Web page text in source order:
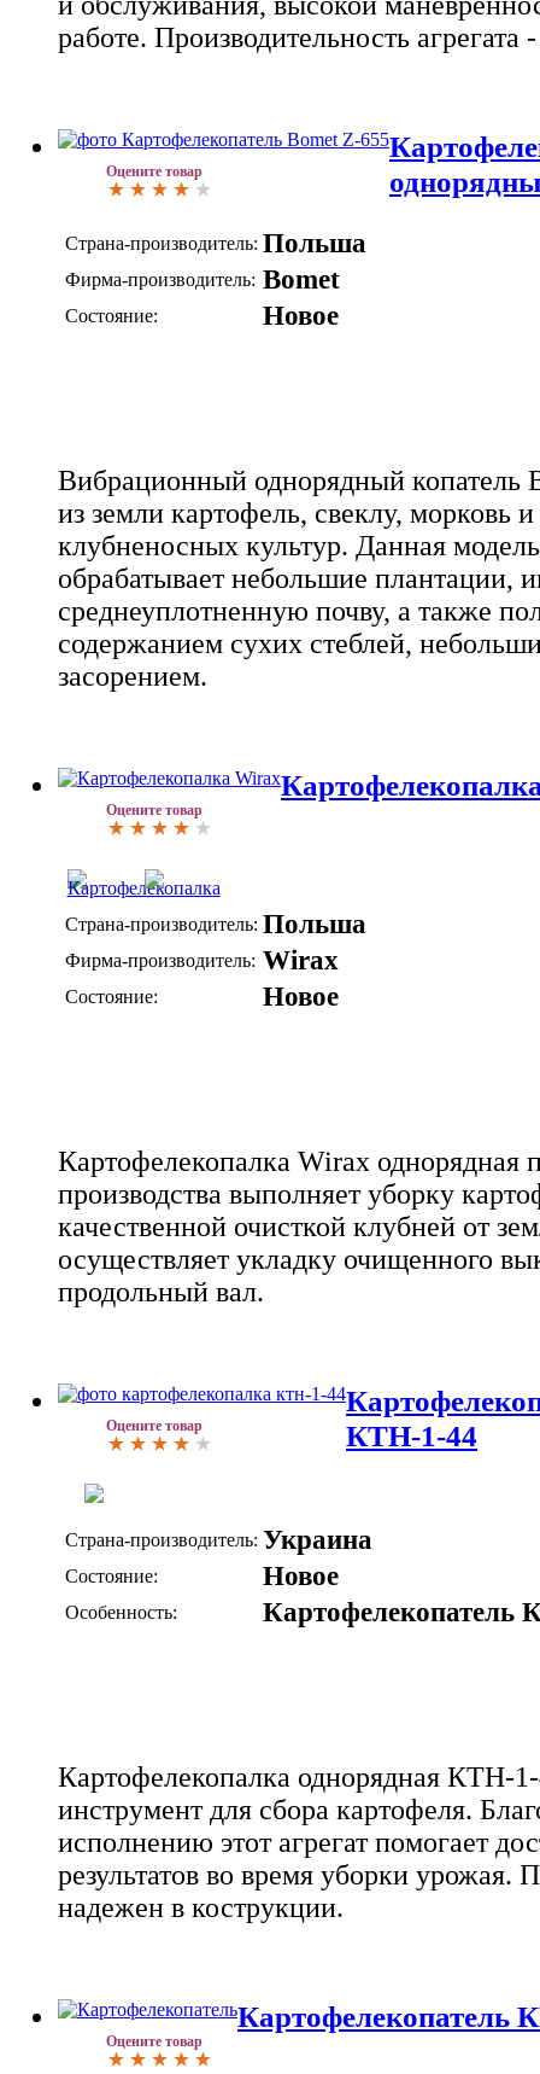
работе. Производительность агрегата
Оцените товар
Страна-производитель: Польша
Фирма-производитель: Bomet
Состояние: Новое
Вибрационный однорядный копатель
из земли картофель, свеклу, морковь
клубненосных культур. Данная
обрабатывает небольшие
среднеуплотненную почву, а также
содержанием сухих стеблей,
засорением.
Оцените товар
Страна-производитель: Польша
Фирма-производитель: Wirax
Состояние: Новое
Картофелекопалка Wirax однорядная
производства выполняет уборку
качественной очисткой клубней от
осуществляет укладку очищенного
продольный вал.
Оцените товар
КТН-1-44
Страна-производитель: Украина
Состояние: Новое
Особенность: Картофелекопатель
Картофелекопалка однорядная КТН-
инструмент для сбора картофеля.
исполнению этот агрегат помогает
результатов во время уборки урожая.
надежен в кострукции.
Оцените товар
Картофелекопатель